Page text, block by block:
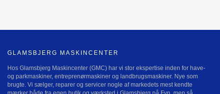
GLAMSBJERG MASKINCENTER
Hos Glamsbjerg Maskincenter (GMC) har vi stor ekspertise inden for have-
og parkmaskiner, entreprenørmaskiner og landbrugsmaskiner. Nye som
brugte. Vi sælger, reparer og servicer nogle af markedets mest kendte